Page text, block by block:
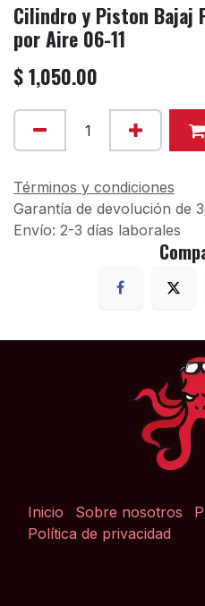
Cilindro y Piston Bajaj
por Aire 06-11
$1,050.00
Términos y condiciones
Garantía de devolución de
Envío: 2-3 días laborales
Inicio Sobre nosotros
Política de privacidad